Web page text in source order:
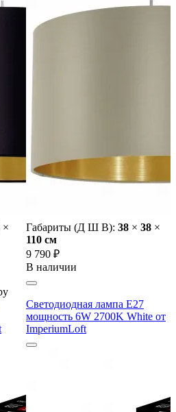
×
Габариты (Д Ш В): 38 × 38 ×
110 cм
9 790 ₽
В наличии
Светодиодная лампа E27
мощность 6W 2700K White от
ImperiumLoft